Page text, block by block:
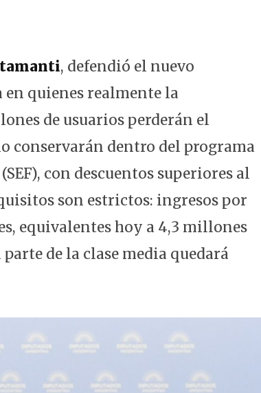
, defendió el nuevo
en quienes realmente la
de usuarios perderán el
conservarán dentro del programa
con descuentos superiores al
son estrictos: ingresos por
equivalentes hoy a 4,3 millones
de la clase media quedará